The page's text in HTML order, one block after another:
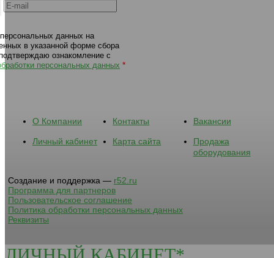
данных на
в указанной форме сбора
ознакомление с
персональных данных *
О Компании Контакты Вакансии
Личный кабинет Карта сайта
Продажа
оборудования
Создание и поддержка — r52.ru
Программа для партнеров
Пользовательское соглашение
Политика обработки персональных данных
Реквизиты